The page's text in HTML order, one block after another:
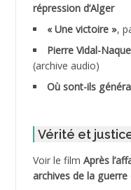
ADDALA Boualem*
ADDANE
ADDECHE Rachid
ADELIOUAT Vve AIT
ADJANI Khaled
répression d’Alger
« Une victoire »,
Pierre Vidal-
(archive audio)
Où sont-ils
Vérité et
Voir le film Après
archives de la guerre